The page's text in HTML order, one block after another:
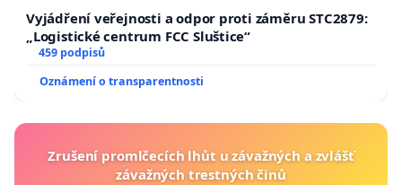
Vyjádření veřejnosti a odpor proti záměru STC2879:
„Logistické centrum FCC Sluštice“
459 podpisů
Oznámení o transparentnosti
Zrušení promlčecích lhůt u závažných a zvlášť
závažných trestných činů